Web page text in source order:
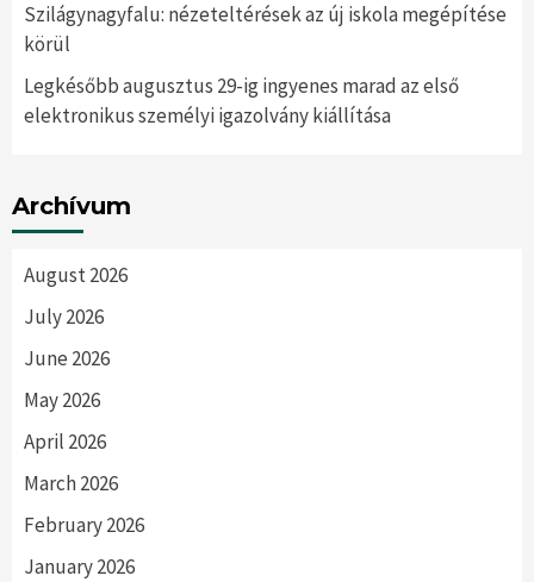
Szilágynagyfalu: nézeteltérések az új iskola megépítése
körül
Legkésőbb augusztus 29-ig ingyenes marad az első
elektronikus személyi igazolvány kiállítása
Archívum
August 2026
July 2026
June 2026
May 2026
April 2026
March 2026
February 2026
January 2026